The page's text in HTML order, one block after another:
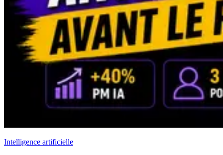
Intelligence artificielle